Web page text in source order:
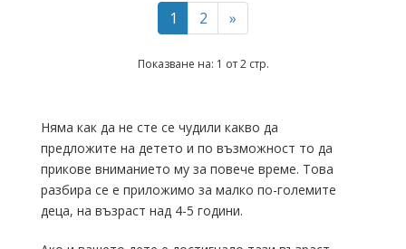
1 2 »
Показване на: 1 от 2 стр.
Няма как да не сте се чудили какво да
предложите на детето и по възможност то да
прикове вниманието му за повече време. Това
разбира се е приложимо за малко по-големите
деца, на възраст над 4-5 години.